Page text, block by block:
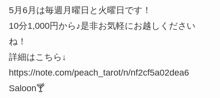
5月6月は毎週月曜日と火曜日です！
10分1,000円から♪是非お気軽にお越しください
ね！
詳細はこちら↓
https://note.com/peach_tarot/n/nf2cf5a02dea6
Saloon🍸